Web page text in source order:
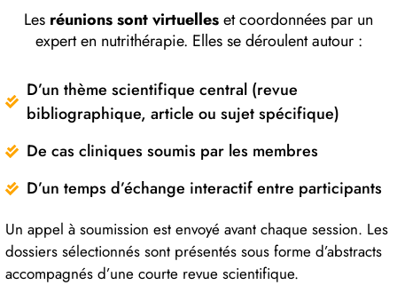
Les réunions sont virtuelleset coordonnées par un
expert en nutrithérapie. Elles se déroulent autour :
D’un thème scientifique central (revue
bibliographique, article ou sujet spécifique)
De cas cliniques soumis par les membres
D’un temps d’échange interactif entre participants
Un appel à soumission est envoyé avant chaque session. Les
dossiers sélectionnés sont présentés sous forme d’abstracts
accompagnés d’une courte revue scientifique.